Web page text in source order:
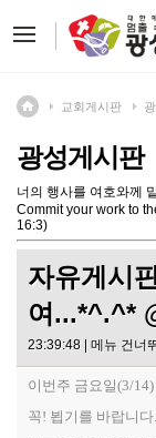
교회게시판
광성게시판
너의 행사를 여호와께
Commit your work to
16:3)
자유게시
여...*^.^*
23:39:48 | 메뉴 건너
이번주 금요일(3/
꼭! 뵙기를 바랍니다.